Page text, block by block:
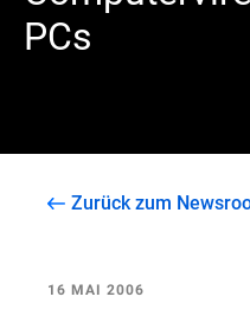
PCs
Zurück zum
16 MAI 2006